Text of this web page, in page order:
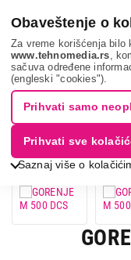
Obaveštenje o
Za vreme korišćenja bilo
www.tehnomedia.rs ,
sačuva određene
(engleski "cookies").
Saznaj više o
Prihvati samo
Prihvati sve
Mali kuhinjski
Gorenje m 500 d...